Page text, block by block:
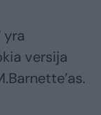
yra
versija